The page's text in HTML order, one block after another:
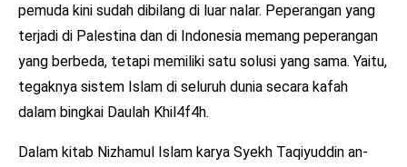
pemuda kini sudah dibilang di luar nalar. Peperangan yang
terjadi di Palestina dan di Indonesia memang peperangan
yang berbeda, tetapi memiliki satu solusi yang sama. Yaitu,
tegaknya sistem Islam di seluruh dunia secara kafah
dalam bingkai Daulah Khil4f4h.
Dalam kitab Nizhamul Islam karya Syekh Taqiyuddin an-